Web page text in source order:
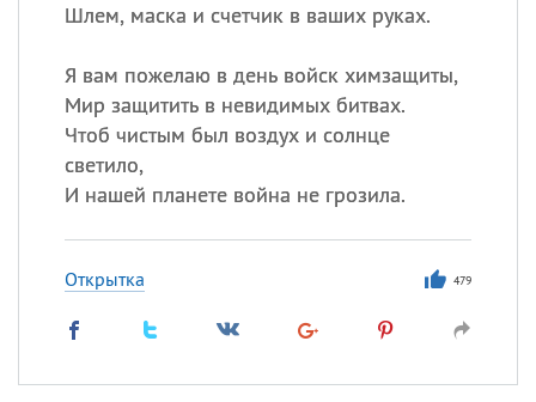
Шлем, маска и счетчик в ваших руках.
Я вам пожелаю в день войск химзащиты,
Мир защитить в невидимых битвах.
Чтоб чистым был воздух и солнце
светило,
И нашей планете война не грозила.
Открытка 479